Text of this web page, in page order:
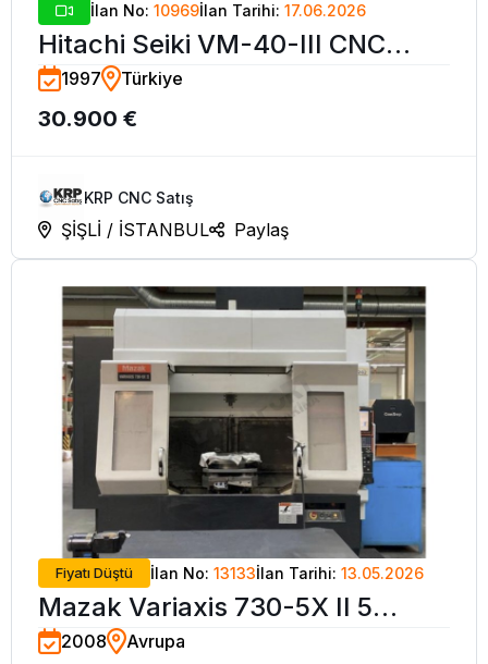
İlan No: 10969İlan Tarihi: 17.06.2026
Hitachi Seiki VM-40-III CNC
İşleme Merkezi-1997
1997 Türkiye
30.900 €
KRP CNC Satış
ŞİŞLİ / İSTANBUL Paylaş
Fiyatı Düştü İlan No: 13133İlan Tarihi: 13.05.2026
Mazak Variaxis 730-5X II 5
Eksen Çift Tabla CNC Dik İşleme-
2008 Avrupa